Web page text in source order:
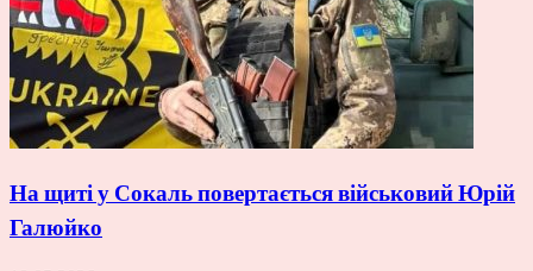
На щиті у Сокаль повертається військовий Юрій
Галюйко